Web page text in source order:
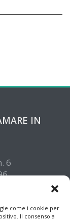
come i cookie per
Il consenso a
IN
6